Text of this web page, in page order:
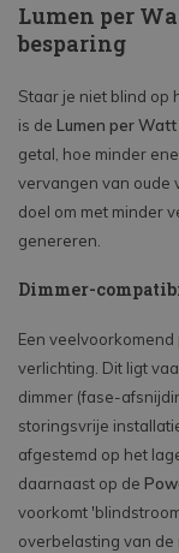
Lumen per
besparing
Staar je niet blind op
is de Lumen per
getal, hoe minder
vervangen van oude
doel om met minder
genereren.
Dimmer-
Een
verlichting. Dit ligt
dimmer (fase-
storingsvrije
afgestemd op het
daarnaast op de
voorkomt
overbelasting van de